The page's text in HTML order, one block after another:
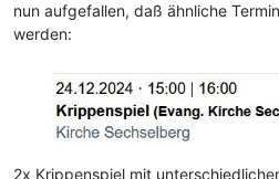
nun aufgefallen, daß ähnliche
werden:
2x Krippenspiel mit